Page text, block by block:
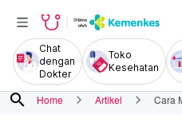
Chat
dengan
Dokter
Toko
Kesehatan
search Home Artikel Cara